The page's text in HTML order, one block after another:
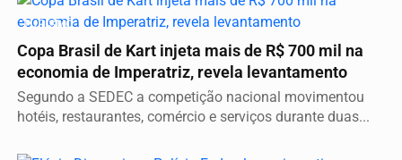
TURISMO
Copa Brasil de Kart injeta mais de R$ 700 mil na
economia de Imperatriz, revela levantamento
Segundo a SEDEC a competição nacional movimentou
hotéis, restaurantes, comércio e serviços durante duas...